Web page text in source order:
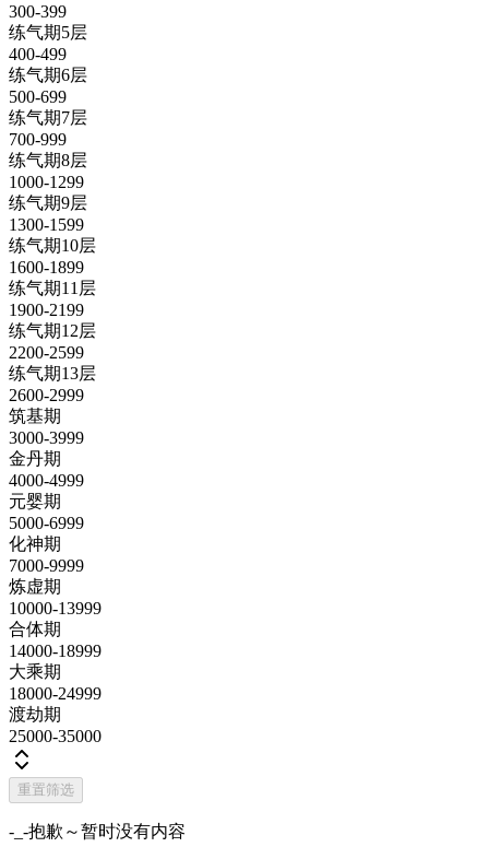
300-399
练气期5层
400-499
练气期6层
500-699
练气期7层
700-999
练气期8层
1000-1299
练气期9层
1300-1599
练气期10层
1600-1899
练气期11层
1900-2199
练气期12层
2200-2599
练气期13层
2600-2999
筑基期
3000-3999
金丹期
4000-4999
元婴期
5000-6999
化神期
7000-9999
炼虚期
10000-13999
合体期
14000-18999
大乘期
18000-24999
渡劫期
25000-35000
重置筛选
-_-抱歉～暂时没有内容